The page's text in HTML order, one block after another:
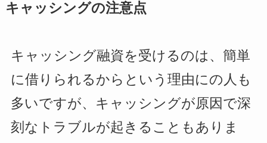
キャッシングの注意点
キャッシング融資を受けるのは、簡単
に借りられるからという理由にの人も
多いですが、キャッシングが原因で深
刻なトラブルが起きることもありま